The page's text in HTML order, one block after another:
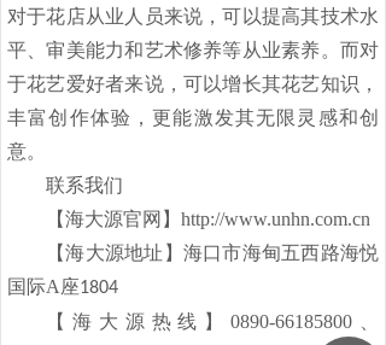
对于花店从业人员来说，可以提高其技术水
平、审美能力和艺术修养等从业素养。而对
于花艺爱好者来说，可以增长其花艺知识，
丰富创作体验，更能激发其无限灵感和创
意。
联系我们
【海大源官网】http://www.unhn.com.cn
【海大源地址】海口市海甸五西路海悦
国际A座1804
【海大源热线】0890-66185800、